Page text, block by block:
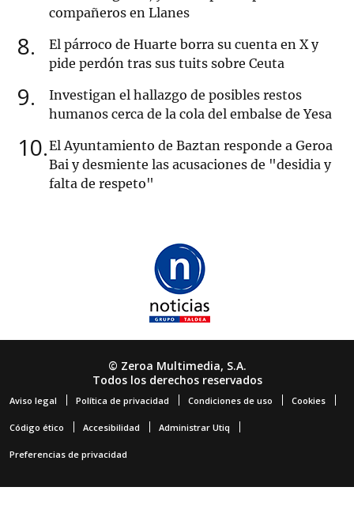
compañeros en Llanes
8
El párroco de Huarte borra su cuenta en X y
pide perdón tras sus tuits sobre Ceuta
9
Investigan el hallazgo de posibles restos
humanos cerca de la cola del embalse de Yesa
10 El Ayuntamiento de Baztan responde a Geroa
Bai y desmiente las acusaciones de "desidia y
falta de respeto"
© Zeroa Multimedia, S.A.
Todos los derechos reservados
Aviso legal Política de privacidad Condiciones de uso Cookies
Código ético Accesibilidad Administrar Utiq
Preferencias de privacidad